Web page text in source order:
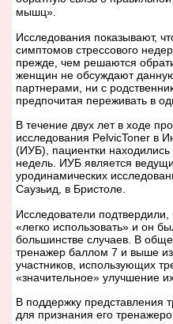
мышц».
Исследования показывают,
симптомов стрессового
прежде, чем решаются
женщин не обсуждают
партнерами, ни с
предпочитая переживать в
В течение двух лет в ходе
исследования PelvicToner в
(ИУБ), пациентки
недель. ИУБ является
уродинамических
Саузьид, в Бристоле.
Исследователи подтвердили,
«легко использовать» и он
большинстве случаев. В
тренажер баллом 7 и выше
участников, использующих
«значительное» улучшение
В поддержку представления
для признания его